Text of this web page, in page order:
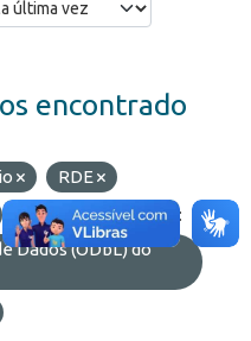
encontrado
RDE
OData
Licenças:
Dados (ODbL) do